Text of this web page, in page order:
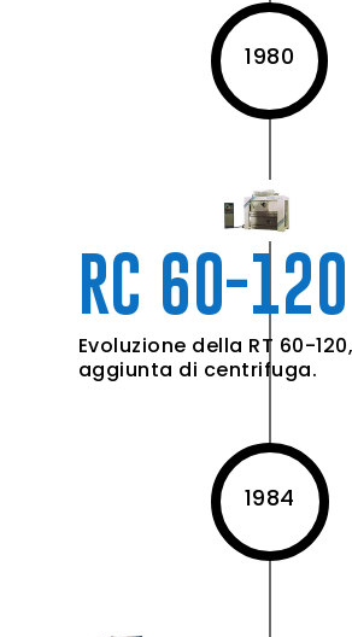
1980
RC 60-120
Evoluzione della RT 60-
aggiunta di centrifuga.
1984